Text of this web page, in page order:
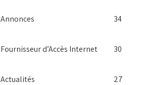
Annonces 34
Fournisseur d’Accès Internet 30
Actualités 27